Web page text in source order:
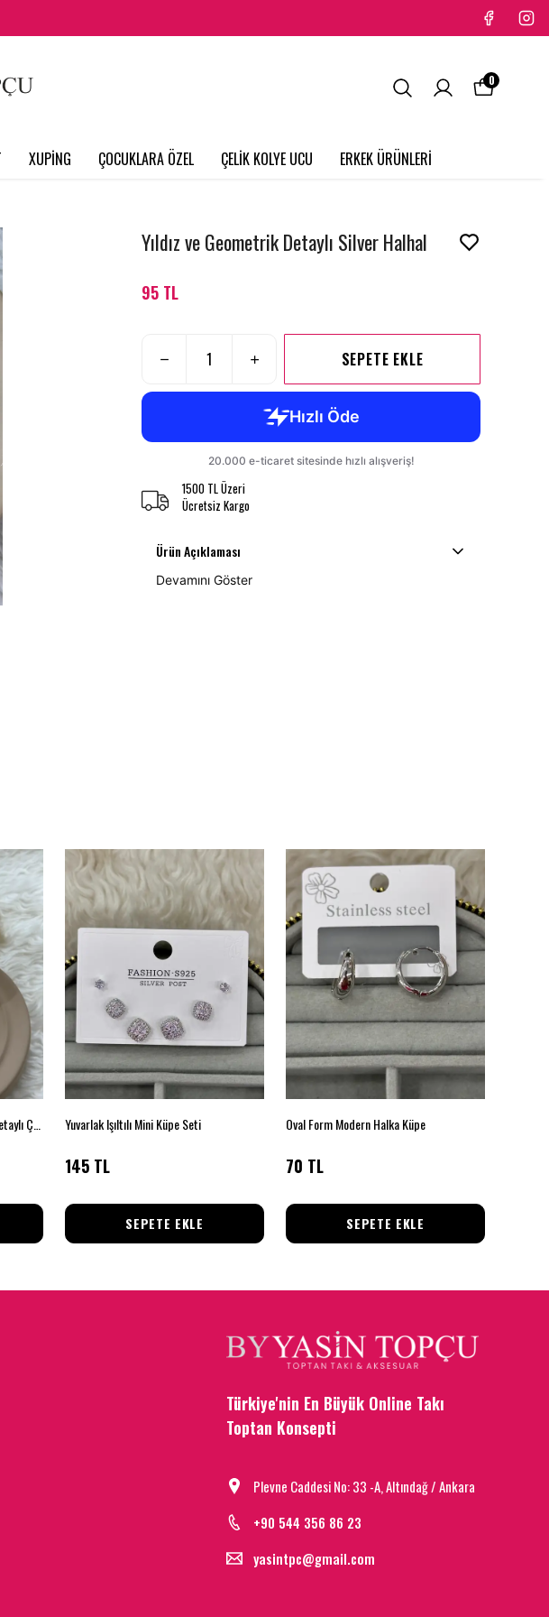
XUPİNG ÇOCUKLARA ÖZEL ÇELİK KOLYE UCU ERKEK ÜRÜNLERİ
0
Yıldız ve Geometrik Detaylı Silver Halhal
95 TL
SEPETE EKLE
1500 TL Üzeri
Ücretsiz Kargo
Ürün Açıklaması
Devamını Göster
Yuvarlak Işıltılı Mini Küpe Seti
145 TL
SEPETE EKLE
Oval Form Modern Halka Küpe
70 TL
SEPETE EKLE
Türkiye'nin En Büyük Online Takı
Toptan Konsepti
Plevne Caddesi No: 33 -A, Altındağ / Ankara
+90 544 356 86 23
yasintpc@gmail.com